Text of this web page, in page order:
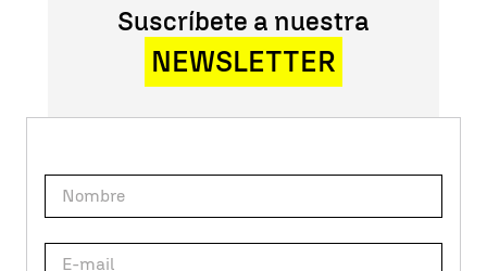
Suscríbete a nuestra
NEWSLETTER